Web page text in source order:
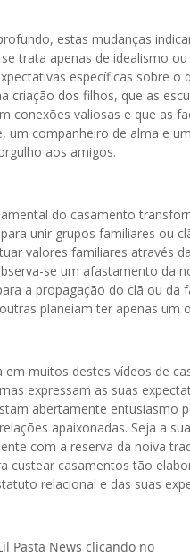
estas mudanças
trata apenas de idealismo
específicas sobre
criação dos filhos, que as
conexões valiosas e que as
um companheiro de alma e
aos amigos.
do casamento
unir grupos familiares ou
valores familiares através
se um afastamento da
a propagação do clã ou da
planeiam ter apenas um
em muitos destes vídeos de
expressam as suas
abertamente entusiasmo
apaixonadas. Seja a
com a reserva da noiva
custear casamentos tão
relacional e das suas
Pasta News clicando no